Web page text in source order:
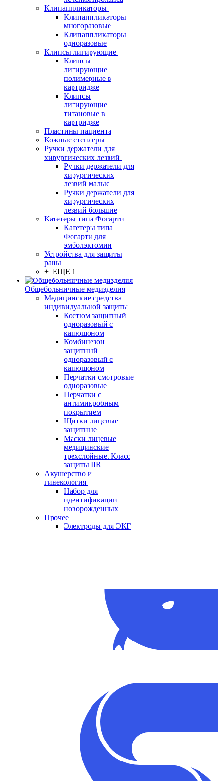
Клипаппликаторы
Клипаппликаторы
многоразовые
Клипаппликаторы
одноразовые
Клипсы лигирующие
Клипсы
лигирующие
полимерные в
картридже
Клипсы
лигирующие
титановые в
картридже
Пластины пациента
Кожные степлеры
Ручки держатели для
хирургических лезвий
Ручки держатели для
хирургических
лезвий малые
Ручки держатели для
хирургических
лезвий большие
Катетеры типа Фогарти
Катетеры типа
Фогарти для
эмболэктомии
Устройства для защиты
раны
+ ЕЩЕ 1
Общебольничные медизделия
Медицинские средства
индивидуальной защиты
Костюм защитный
одноразовый с
капюшоном
Комбинезон
защитный
одноразовый с
капюшоном
Перчатки смотровые
одноразовые
Перчатки с
антимикробным
покрытием
Щитки лицевые
защитные
Маски лицевые
медицинские
трехслойные. Класс
защиты IIR
Акушерство и
гинекология
Набор для
идентификации
новорожденных
Прочее
Электроды для ЭКГ